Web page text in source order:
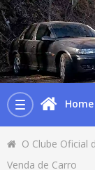
Toggle
navigation
Home
O Clube Oficial
Venda de Carro